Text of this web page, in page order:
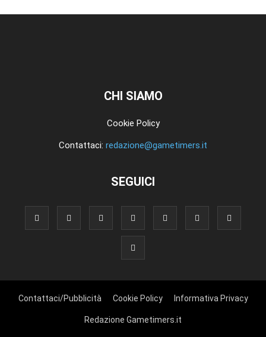
CHI SIAMO
Cookie Policy
Contattaci: redazione@gametimers.it
SEGUICI
Contattaci/Pubblicità Cookie Policy Informativa Privacy
Redazione Gametimers.it